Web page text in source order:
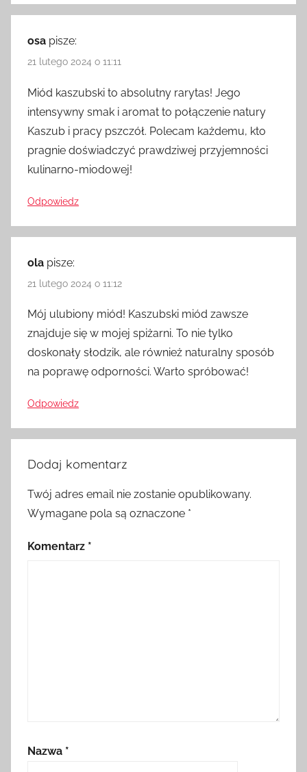
osa pisze:
21 lutego 2024 o 11:11
Miód kaszubski to absolutny rarytas! Jego
intensywny smak i aromat to połączenie natury
Kaszub i pracy pszczół. Polecam każdemu, kto
pragnie doświadczyć prawdziwej przyjemności
kulinarno-miodowej!
Odpowiedz
ola pisze:
21 lutego 2024 o 11:12
Mój ulubiony miód! Kaszubski miód zawsze
znajduje się w mojej spiżarni. To nie tylko
doskonały słodzik, ale również naturalny sposób
na poprawę odporności. Warto spróbować!
Odpowiedz
Dodaj komentarz
Twój adres email nie zostanie opublikowany.
Wymagane pola są oznaczone *
Komentarz *
Nazwa *